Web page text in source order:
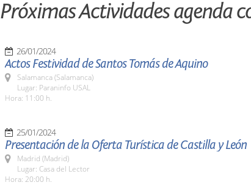
Próximas Actividades agenda
26/01/2024
Actos Festividad de Santos Tomás de Aquino
Salamanca (Salamanca)
Lugar: Paraninfo USAL
Hora: 11:00 h.
25/01/2024
Presentación de la Oferta Turística de Castilla y León
Madrid (Madrid)
Lugar: Casa del Lector
Hora: 20:00 h.